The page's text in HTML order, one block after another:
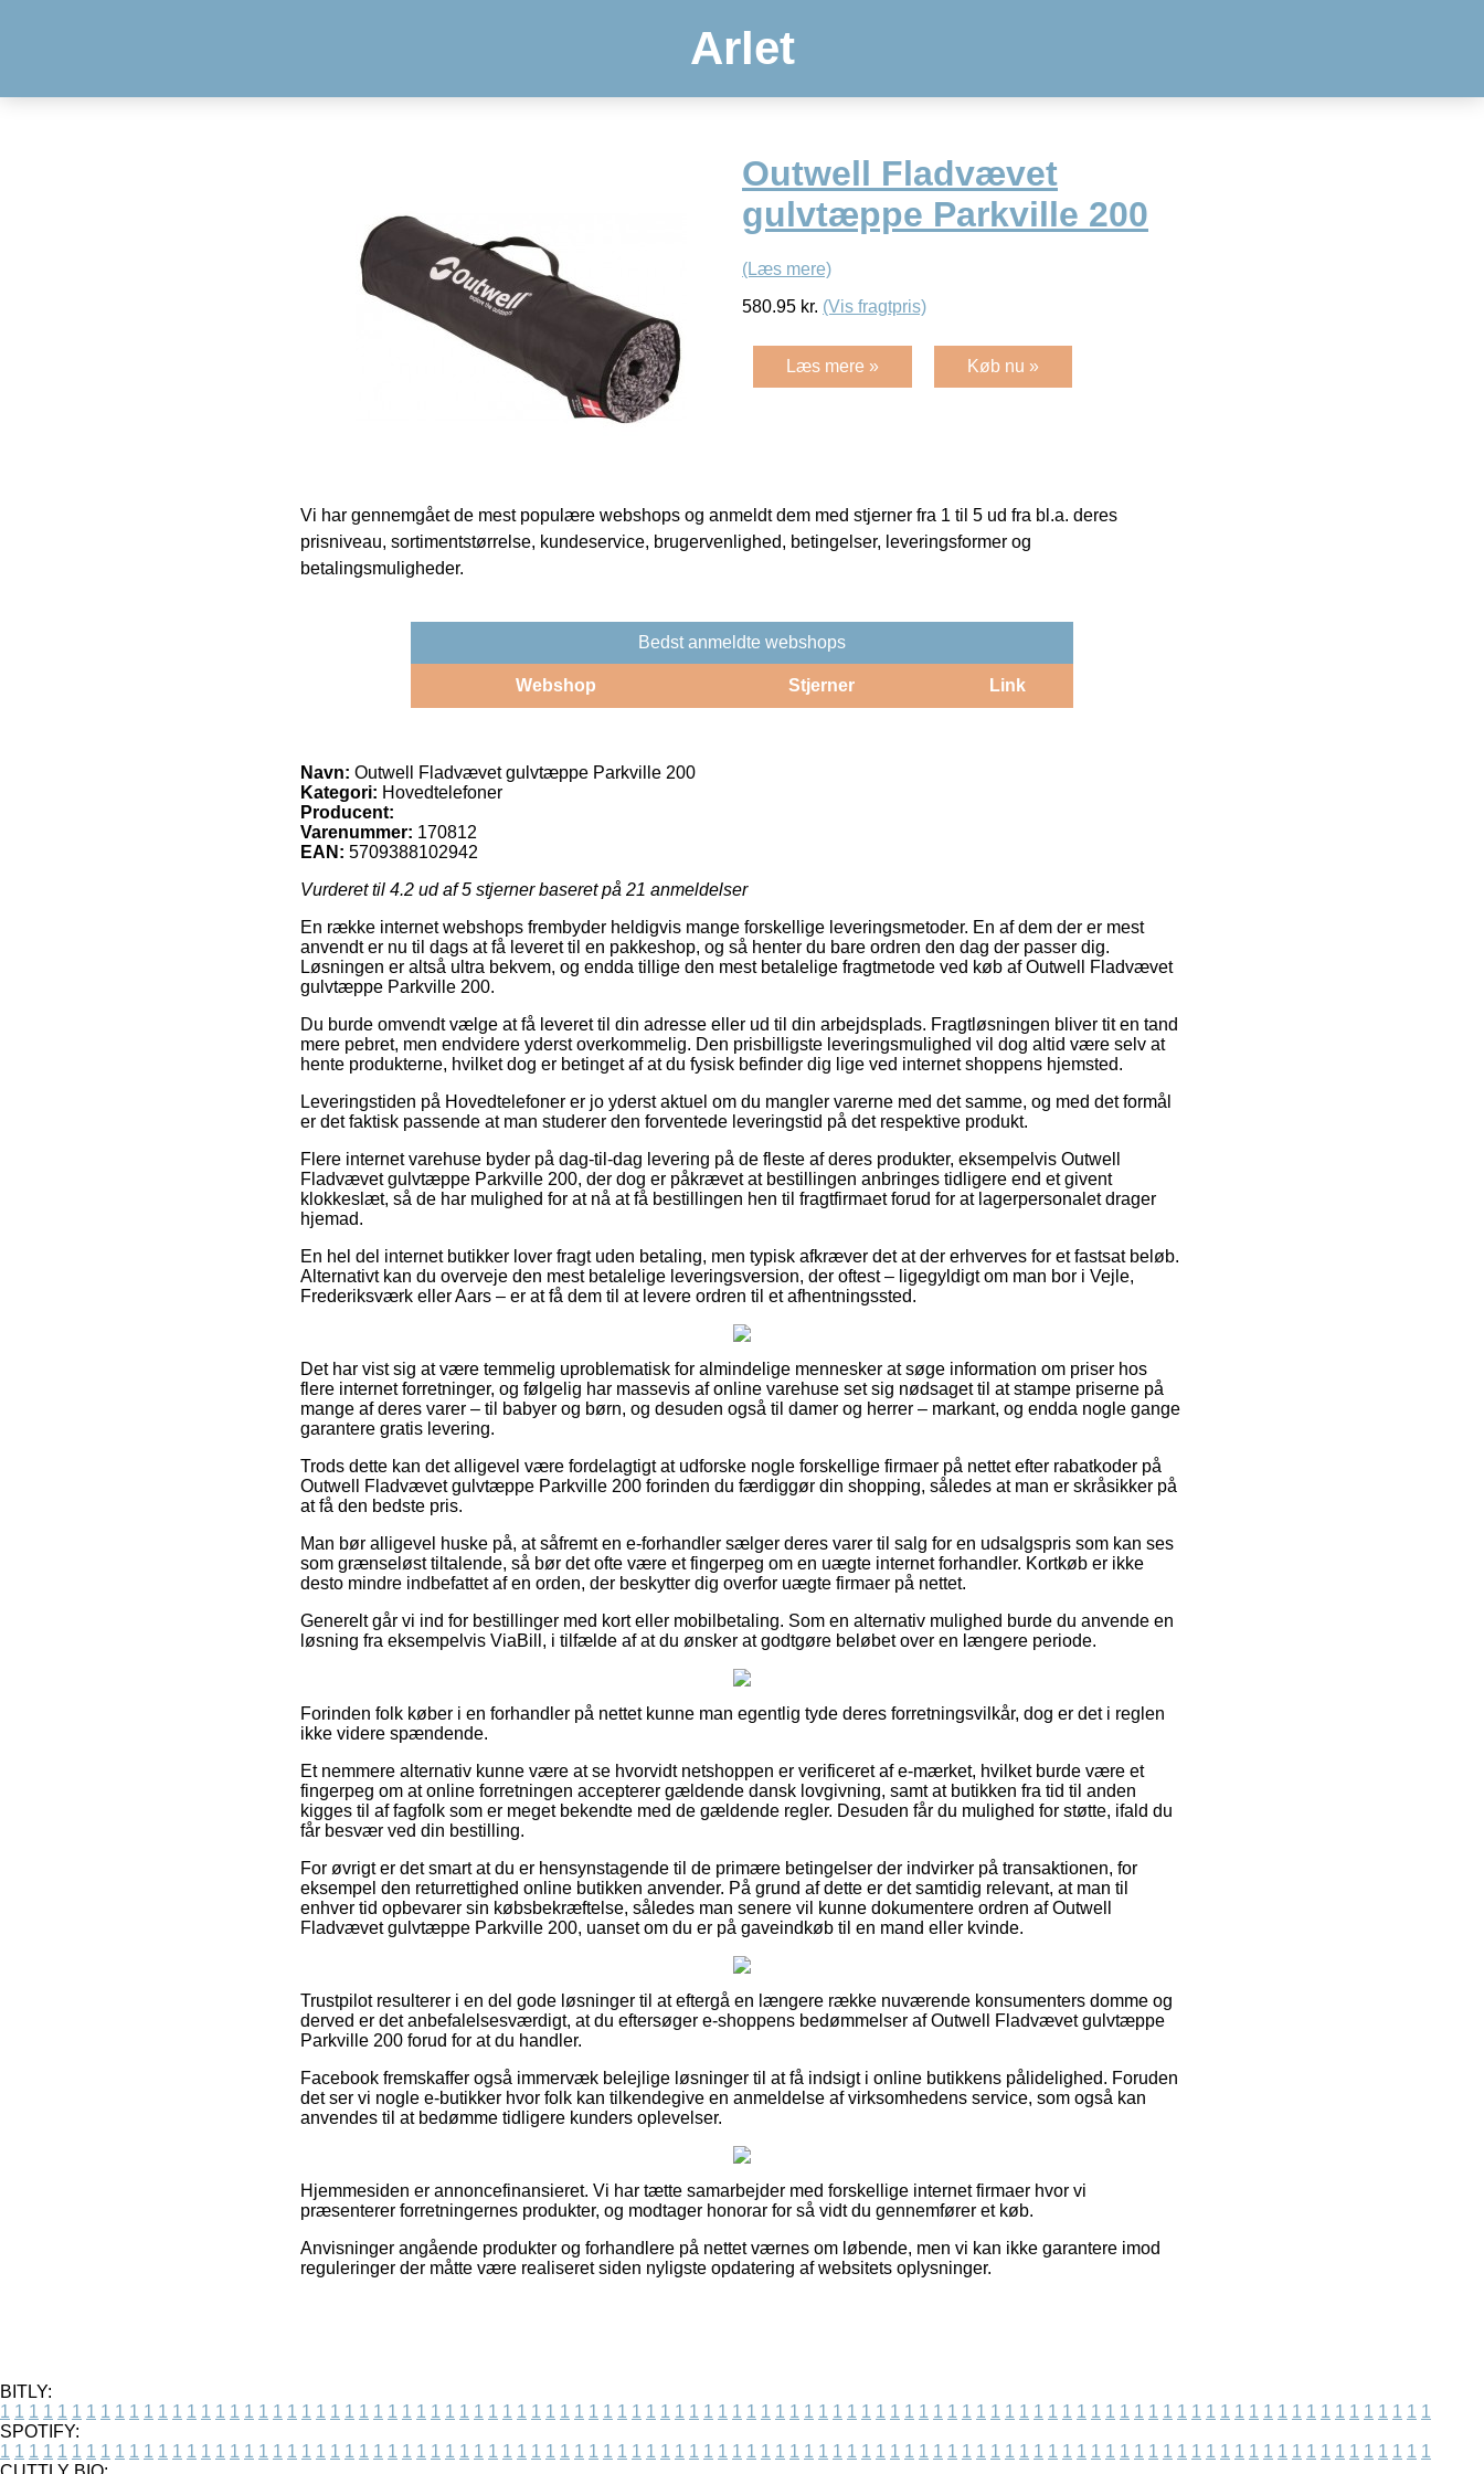
Arlet
Outwell Fladvævet
gulvtæppe Parkville 200
(Læs mere)
580.95 kr. (Vis fragtpris)
Læs mere » Køb nu »
Vi har gennemgået de mest populære webshops og anmeldt dem med stjerner fra 1 til 5 ud fra bl.a. deres
prisniveau, sortimentstørrelse, kundeservice, brugervenlighed, betingelser, leveringsformer og
betalingsmuligheder.
Bedst anmeldte webshops
Webshop Stjerner Link
Navn: Outwell Fladvævet gulvtæppe Parkville 200
Kategori: Hovedtelefoner
Producent:
Varenummer: 170812
EAN: 5709388102942
Vurderet til 4.2 ud af 5 stjerner baseret på 21 anmeldelser
En række internet webshops frembyder heldigvis mange forskellige leveringsmetoder. En af dem der er mest
anvendt er nu til dags at få leveret til en pakkeshop, og så henter du bare ordren den dag der passer dig.
Løsningen er altså ultra bekvem, og endda tillige den mest betalelige fragtmetode ved køb af Outwell Fladvævet
gulvtæppe Parkville 200.
Du burde omvendt vælge at få leveret til din adresse eller ud til din arbejdsplads. Fragtløsningen bliver tit en tand
mere pebret, men endvidere yderst overkommelig. Den prisbilligste leveringsmulighed vil dog altid være selv at
hente produkterne, hvilket dog er betinget af at du fysisk befinder dig lige ved internet shoppens hjemsted.
Leveringstiden på Hovedtelefoner er jo yderst aktuel om du mangler varerne med det samme, og med det formål
er det faktisk passende at man studerer den forventede leveringstid på det respektive produkt.
Flere internet varehuse byder på dag-til-dag levering på de fleste af deres produkter, eksempelvis Outwell
Fladvævet gulvtæppe Parkville 200, der dog er påkrævet at bestillingen anbringes tidligere end et givent
klokkeslæt, så de har mulighed for at nå at få bestillingen hen til fragtfirmaet forud for at lagerpersonalet drager
hjemad.
En hel del internet butikker lover fragt uden betaling, men typisk afkræver det at der erhverves for et fastsat beløb.
Alternativt kan du overveje den mest betalelige leveringsversion, der oftest – ligegyldigt om man bor i Vejle,
Frederiksværk eller Aars – er at få dem til at levere ordren til et afhentningssted.
Det har vist sig at være temmelig uproblematisk for almindelige mennesker at søge information om priser hos
flere internet forretninger, og følgelig har massevis af online varehuse set sig nødsaget til at stampe priserne på
mange af deres varer – til babyer og børn, og desuden også til damer og herrer – markant, og endda nogle gange
garantere gratis levering.
Trods dette kan det alligevel være fordelagtigt at udforske nogle forskellige firmaer på nettet efter rabatkoder på
Outwell Fladvævet gulvtæppe Parkville 200 forinden du færdiggør din shopping, således at man er skråsikker på
at få den bedste pris.
Man bør alligevel huske på, at såfremt en e-forhandler sælger deres varer til salg for en udsalgspris som kan ses
som grænseløst tiltalende, så bør det ofte være et fingerpeg om en uægte internet forhandler. Kortkøb er ikke
desto mindre indbefattet af en orden, der beskytter dig overfor uægte firmaer på nettet.
Generelt går vi ind for bestillinger med kort eller mobilbetaling. Som en alternativ mulighed burde du anvende en
løsning fra eksempelvis ViaBill, i tilfælde af at du ønsker at godtgøre beløbet over en længere periode.
Forinden folk køber i en forhandler på nettet kunne man egentlig tyde deres forretningsvilkår, dog er det i reglen
ikke videre spændende.
Et nemmere alternativ kunne være at se hvorvidt netshoppen er verificeret af e-mærket, hvilket burde være et
fingerpeg om at online forretningen accepterer gældende dansk lovgivning, samt at butikken fra tid til anden
kigges til af fagfolk som er meget bekendte med de gældende regler. Desuden får du mulighed for støtte, ifald du
får besvær ved din bestilling.
For øvrigt er det smart at du er hensynstagende til de primære betingelser der indvirker på transaktionen, for
eksempel den returrettighed online butikken anvender. På grund af dette er det samtidig relevant, at man til
enhver tid opbevarer sin købsbekræftelse, således man senere vil kunne dokumentere ordren af Outwell
Fladvævet gulvtæppe Parkville 200, uanset om du er på gaveindkøb til en mand eller kvinde.
Trustpilot resulterer i en del gode løsninger til at eftergå en længere række nuværende konsumenters domme og
derved er det anbefalelsesværdigt, at du eftersøger e-shoppens bedømmelser af Outwell Fladvævet gulvtæppe
Parkville 200 forud for at du handler.
Facebook fremskaffer også immervæk belejlige løsninger til at få indsigt i online butikkens pålidelighed. Foruden
det ser vi nogle e-butikker hvor folk kan tilkendegive en anmeldelse af virksomhedens service, som også kan
anvendes til at bedømme tidligere kunders oplevelser.
Hjemmesiden er annoncefinansieret. Vi har tætte samarbejder med forskellige internet firmaer hvor vi
præsenterer forretningernes produkter, og modtager honorar for så vidt du gennemfører et køb.
Anvisninger angående produkter og forhandlere på nettet værnes om løbende, men vi kan ikke garantere imod
reguleringer der måtte være realiseret siden nyligste opdatering af websitets oplysninger.
BITLY:
1 1 1 1 1 1 1 1 1 1 1 1 1 1 1 1 1 1 1 1 1 1 1 1 1 1 1 1 1 1 1 1 1 1 1 1 1 1 1 1 1 1 1 1 1 1 1 1 1 1 1 1 1 1 1 1 1 1 1 1 1 1 1 1 1 1 1 1 1 1 1 1 1 1 1 1 1 1 1 1 1 1 1 1 1 1 1 1 1 1 1 1 1 1 1 1 1 1 1 1
SPOTIFY:
1 1 1 1 1 1 1 1 1 1 1 1 1 1 1 1 1 1 1 1 1 1 1 1 1 1 1 1 1 1 1 1 1 1 1 1 1 1 1 1 1 1 1 1 1 1 1 1 1 1 1 1 1 1 1 1 1 1 1 1 1 1 1 1 1 1 1 1 1 1 1 1 1 1 1 1 1 1 1 1 1 1 1 1 1 1 1 1 1 1 1 1 1 1 1 1 1 1 1 1